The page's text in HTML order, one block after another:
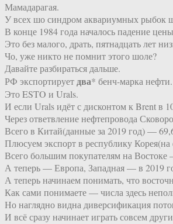
Мамадарагая.
У всех шо синдром аквариумных рыбок
В конце 1984 года началось падение
Это без малого, драть, пятнадцать лет
Чо, уже никто не помнит этого шоле?
Давайте разбираться дальше.
РФ экспортируетдва* бенч-марка нефти.
Это ESTO и Urals.
И если Urals идёт с дисконтом к Brent в
Через ответвление нефтепровода
Всего в Китай(данные за 2019 год) —
Плюсуем экспорт в республику
Всего большим покупателям на
А теперь — Европа, Западная — в 2019
А теперь начинаем понимать, что
Как сами понимаете — числа здесь
Но наглядно видна диверсификация
И всё сразу начинает играть совсем